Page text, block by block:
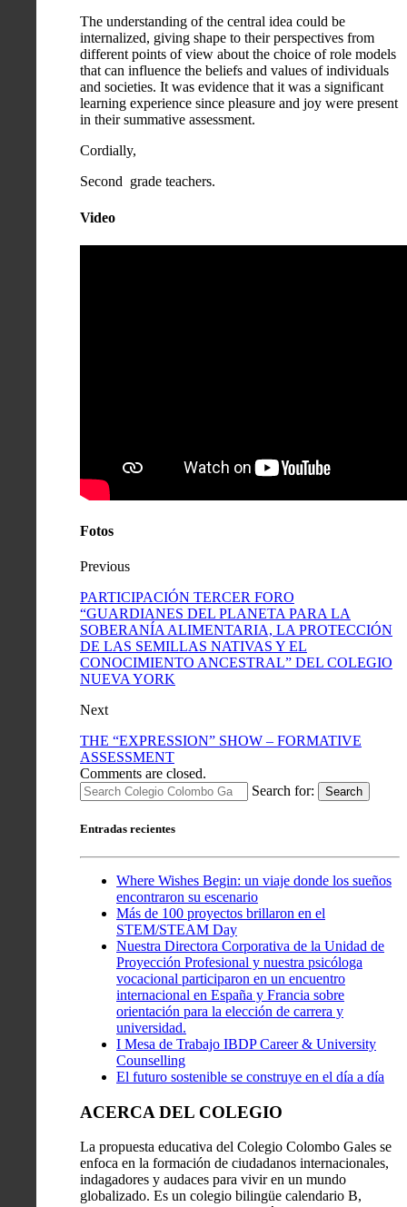
The understanding of the central idea could be
internalized, giving shape to their perspectives from
different points of view about the choice of role models
that can influence the beliefs and values of individuals
and societies. It was evidence that it was a significant
learning experience since pleasure and joy were present
in their summative assessment.
Cordially,
Second grade teachers.
Video
Fotos
Previous
PARTICIPACIÓN TERCER FORO
“GUARDIANES DEL PLANETA PARA LA
SOBERANÍA ALIMENTARIA, LA PROTECCIÓN
DE LAS SEMILLAS NATIVAS Y EL
CONOCIMIENTO ANCESTRAL” DEL COLEGIO
NUEVA YORK
Next
THE “EXPRESSION” SHOW – FORMATIVE
ASSESSMENT
Comments are closed.
Search for:
Search
Entradas recientes
Where Wishes Begin: un viaje donde los sueños
encontraron su escenario
Más de 100 proyectos brillaron en el
STEM/STEAM Day
Nuestra Directora Corporativa de la Unidad de
Proyección Profesional y nuestra psicóloga
vocacional participaron en un encuentro
internacional en España y Francia sobre
orientación para la elección de carrera y
universidad.
I Mesa de Trabajo IBDP Career & University
Counselling
El futuro sostenible se construye en el día a día
ACERCA DEL COLEGIO
La propuesta educativa del Colegio Colombo Gales se
enfoca en la formación de ciudadanos internacionales,
indagadores y audaces para vivir en un mundo
globalizado. Es un colegio bilingüe calendario B,